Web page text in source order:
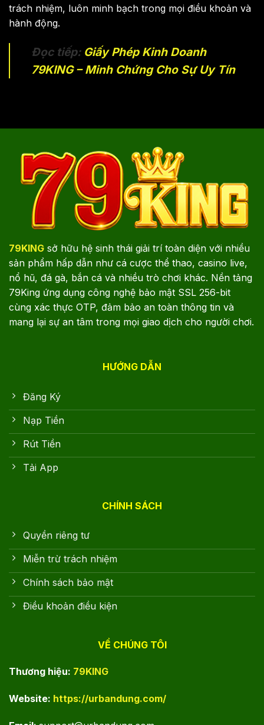
trách nhiệm, luôn minh bạch trong mọi điều khoản và
hành động.
Đọc tiếp: Giấy Phép Kinh Doanh
79KING – Minh Chứng Cho Sự Uy Tín
79KING sở hữu hệ sinh thái giải trí toàn diện với nhiều
sản phẩm hấp dẫn như cá cược thể thao, casino live,
nổ hũ, đá gà, bắn cá và nhiều trò chơi khác. Nền tảng
79King ứng dụng công nghệ bảo mật SSL 256-bit
cùng xác thực OTP, đảm bảo an toàn thông tin và
mang lại sự an tâm trong mọi giao dịch cho người chơi.
HƯỚNG DẪN
Đăng Ký
Nạp Tiền
Rút Tiền
Tải App
CHÍNH SÁCH
Quyền riêng tư
Miễn trừ trách nhiệm
Chính sách bảo mật
Điều khoản điều kiện
VỀ CHÚNG TÔI
Thương hiệu: 79KING
Website: https://urbandung.com/